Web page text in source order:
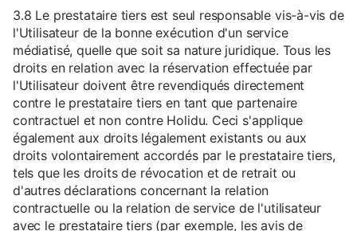
3.8 Le prestataire tiers est seul responsable vis-à-vis de
l'Utilisateur de la bonne exécution d'un service
médiatisé, quelle que soit sa nature juridique. Tous les
droits en relation avec la réservation effectuée par
l'Utilisateur doivent être revendiqués directement
contre le prestataire tiers en tant que partenaire
contractuel et non contre Holidu. Ceci s'applique
également aux droits légalement existants ou aux
droits volontairement accordés par le prestataire tiers,
tels que les droits de révocation et de retrait ou
d'autres déclarations concernant la relation
contractuelle ou la relation de service de l'utilisateur
avec le prestataire tiers (par exemple, les avis de